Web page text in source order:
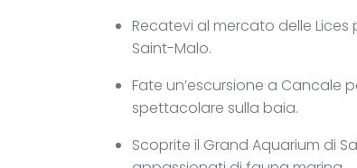
Recatevi al mercato delle
Saint-Malo.
Fate un’escursione a Cancale
spettacolare sulla baia.
Scoprite il Grand Aquarium di